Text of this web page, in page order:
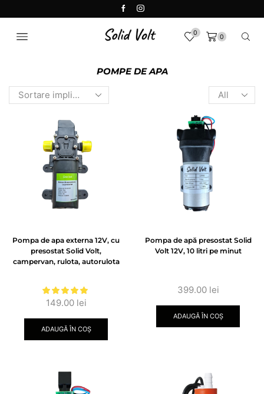
0
0
POMPE DE APA
Pompa de apa externa 12V, cu
presostat Solid Volt,
campervan, rulota, autorulota
149.00 lei
ADAUGĂ ÎN COȘ
Pompa de apă presostat Solid
Volt 12V, 10 litri pe minut
399.00 lei
ADAUGĂ ÎN COȘ